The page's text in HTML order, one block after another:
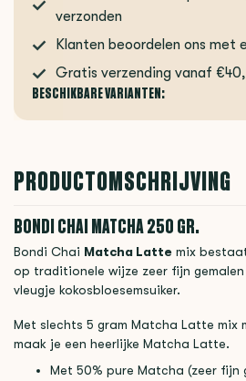
verzonden
Klanten beoordelen ons met
Gratis verzending vanaf
BESCHIKBARE VARIANTEN:
PRODUCTOMSCHRIJVING
BONDI CHAI MATCHA 250 GR.
Bondi Chai Matcha Latte mix
op traditionele wijze zeer fijn
vleugje kokosbloesemsuiker.
Met slechts 5 gram Matcha Latte mix
maak je een heerlijke Matcha Latte.
Met 50% pure Matcha (zeer fijn